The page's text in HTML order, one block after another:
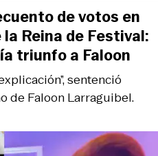
sentenció
de Faloon Larraguibel.
de votos en
Reina de Festival:
triunfo a Faloon